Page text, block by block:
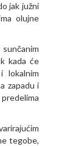
jak južni
olujne
kada će
lokalnim
zapadu i
tegobe,